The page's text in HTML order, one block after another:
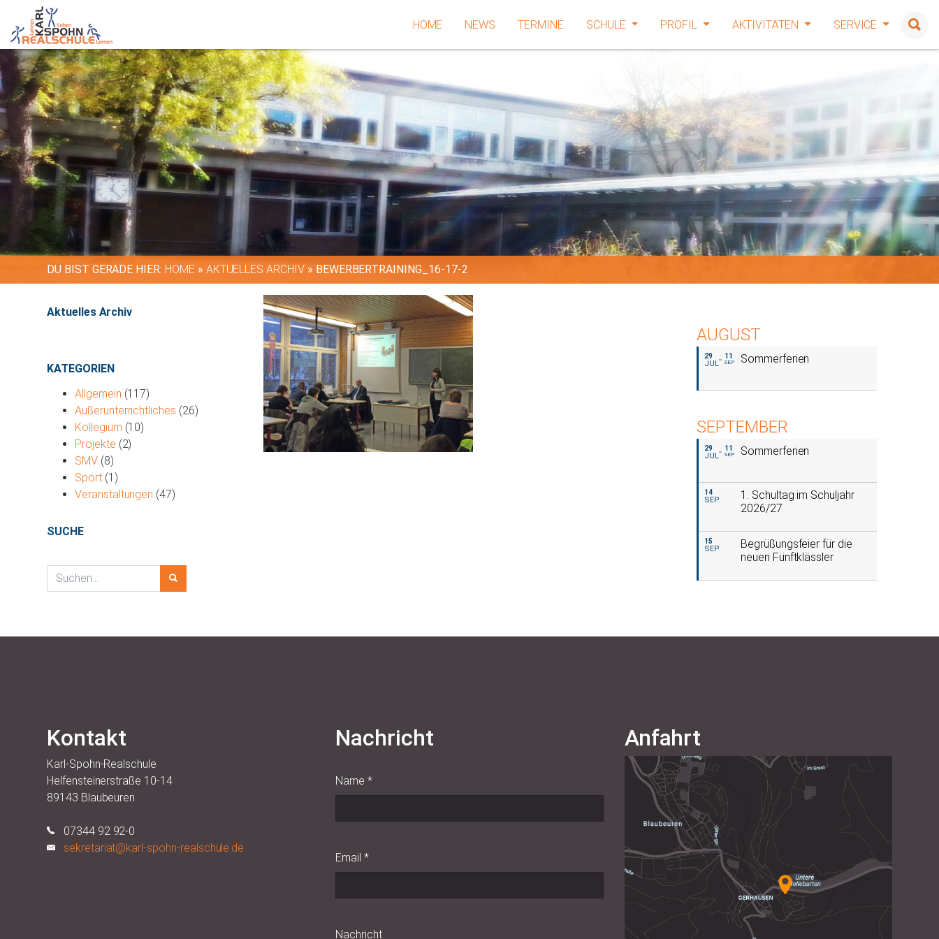
HOME NEWS TERMINE SCHULE PROFIL AKTIVITÄTEN SERVICE
DU BIST GERADE HIER: HOME » AKTUELLES ARCHIV» BEWERBERTRAINING_16-17-2
Aktuelles Archiv
KATEGORIEN
Allgemein (117)
Außerunterrichtliches (26)
Kollegium (10)
Projekte (2)
SMV(8)
Sport(1)
Veranstaltungen (47)
SUCHE
AUGUST
29
JUL
11
SEP Sommerferien
SEPTEMBER
29
JUL
11
SEP Sommerferien
14
SEP
1. Schultag im Schuljahr
2026/27
15
SEP
Begrüßungsfeier für die
neuen Fünftklässler
Kontakt
Karl-Spohn-Realschule
Helfensteinerstraße 10-14
89143 Blaubeuren
07344 92 92-0
sekretariat@karl-spohn-realschule.de
Nachricht
Name*
Email*
Nachricht
Anfahrt